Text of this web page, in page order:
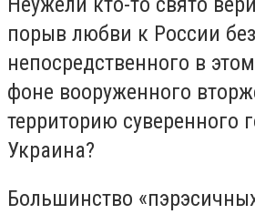
порыв любви к России
непосредственного в
фоне вооруженного
территорию суверенного
Украина?
Большинство